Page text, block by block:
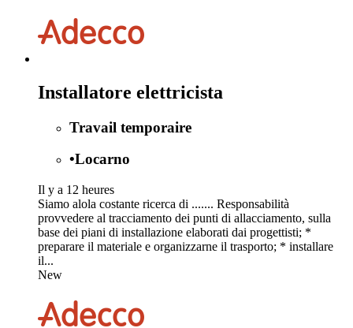
Installatore elettricista
Travail temporaire
•Locarno
Il y a 12 heures
Siamo alola costante ricerca di ....... Responsabilità
provvedere al tracciamento dei punti di allacciamento, sulla
base dei piani di installazione elaborati dai progettisti; *
preparare il materiale e organizzarne il trasporto; * installare
il...
New